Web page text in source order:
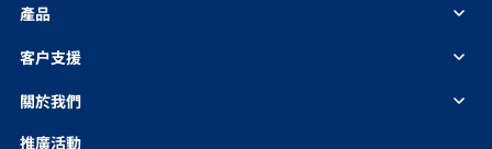
產品
客户支援
關於我們
推廣活動